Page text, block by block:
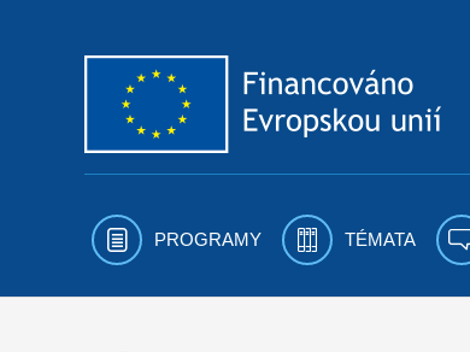
PROGRAMY TÉMATA